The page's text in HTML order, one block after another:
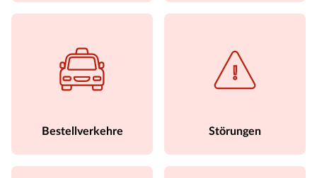
Bestellverkehre Störungen